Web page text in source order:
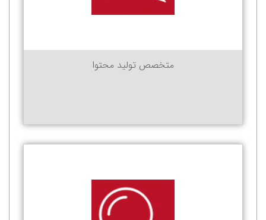
متخصص تولید محتوا